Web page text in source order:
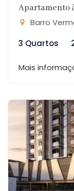
Apartamento
Barro
3 Quartos
Mais